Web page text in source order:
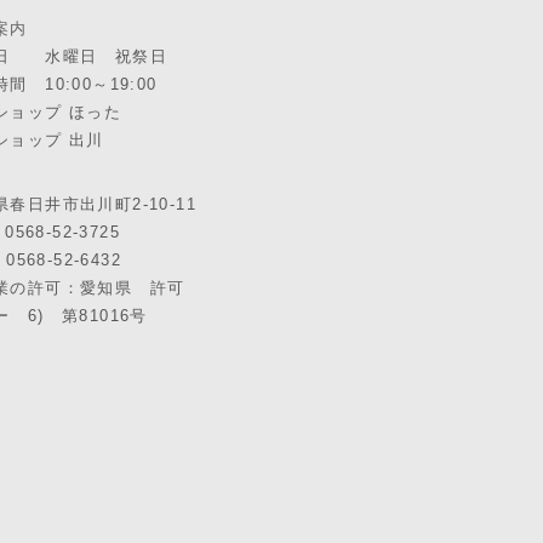
内
水曜日 祝祭日
間 10:00～19:00
ョップ ほった
ョップ 出川
春日井市出川町2-10-11
52-3725
0568-52-6432
の許可：愛知県 許可
ー 6) 第81016号